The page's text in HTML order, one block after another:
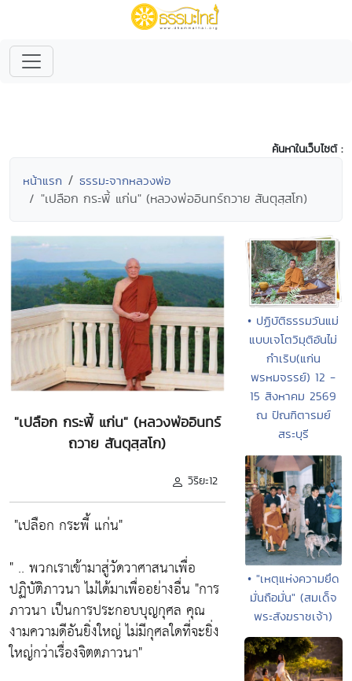
ค้นหาในเว็บไซต์ :
หน้าแรก ธรรมะจากหลวงพ่อ
"เปลือก กระพี้ แก่น" (หลวงพ่ออินทร์ถวาย สันตุสฺสโก)
"เปลือก กระพี้ แก่น" (หลวงพ่ออินทร์
ถวาย สันตุสฺสโก)
วิริยะ12
"เปลือก กระพี้ แก่น"
" .. พวกเราเข้ามาสู่วัดวาศาสนาเพื่อ
ปฏิบัติภาวนา ไม่ได้มาเพื่ออย่างอื่น "การ
ภาวนา เป็นการประกอบบุญกุศล คุณ
งามความดีอันยิ่งใหญ่ ไม่มีกุศลใดที่จะยิ่ง
ใหญ่กว่าเรื่องจิตตภาวนา"
• ปฏิบัติธรรมวันแม่
แบบเจโตวิมุติอันไม่
กำเริบ(แก่น
พรหมจรรย์) 12 -
15 สิงหาคม 2569
ณ ปัณฑิตารมย์
สระบุรี
• "เหตุแห่งความยึด
มั่นถือมั่น" (สมเด็จ
พระสังฆราชเจ้า)